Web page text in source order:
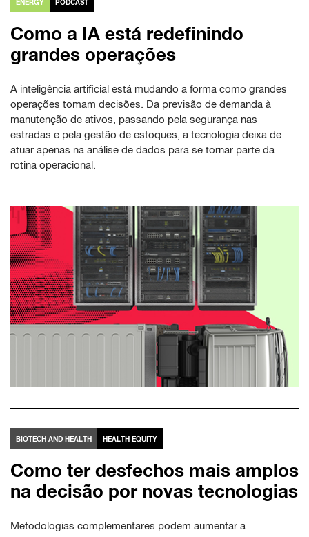
ENERGY PODCAST
Como a IA está redefinindo
grandes operações
A inteligência artificial está mudando a forma como grandes
operações tomam decisões. Da previsão de demanda à
manutenção de ativos, passando pela segurança nas
estradas e pela gestão de estoques, a tecnologia deixa de
atuar apenas na análise de dados para se tornar parte da
rotina operacional.
BIOTECH AND HEALTH HEALTH EQUITY
Como ter desfechos mais amplos
na decisão por novas tecnologias
Metodologias complementares podem aumentar a